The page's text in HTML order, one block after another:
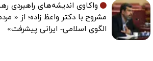
واکاوی اندیشه‌های راهبردی
مشروح با دکتر واعظ زاده؛ از «
الگوی اسلامی- ایرانی پیشرفت»